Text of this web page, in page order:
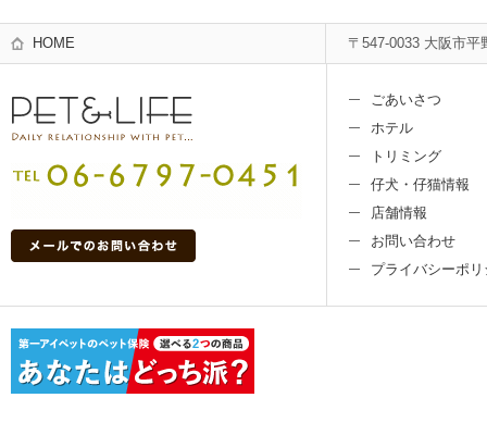
HOME 〒547-0033 大阪市平
ごあいさつ
ホテル
トリミング
仔犬・仔猫情報
店舗情報
お問い合わせ
プライバシーポリ